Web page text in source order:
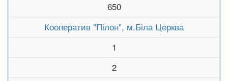
650
Кооператив "Пілон", м.Біла Церква
1
2